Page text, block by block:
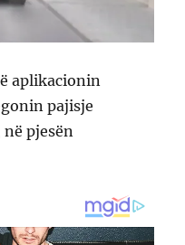
aplikacionin
pajisje
pjesën